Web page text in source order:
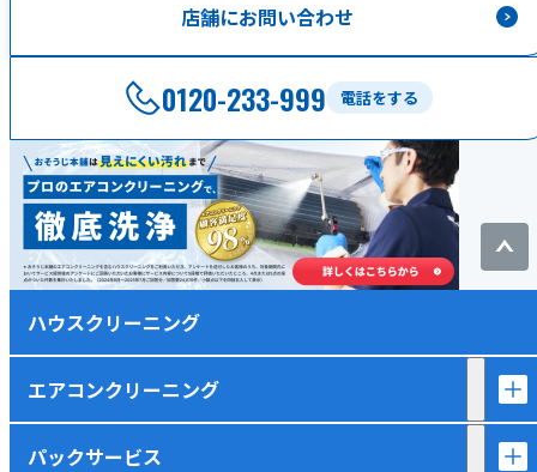
店舗にお問い合わせ
電話をする
0120-233-999
ハウスクリーニング
エアコンクリーニング
パックサービス